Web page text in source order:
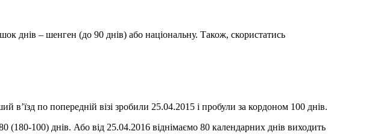
днів – шенген (до 90 днів) або національну. Також, скористатись
в’їзд по попередній візі зробили 25.04.2015 і пробули за кордоном 100 днів.
100) днів. Або від 25.04.2016 віднімаємо 80 календарних днів виходить